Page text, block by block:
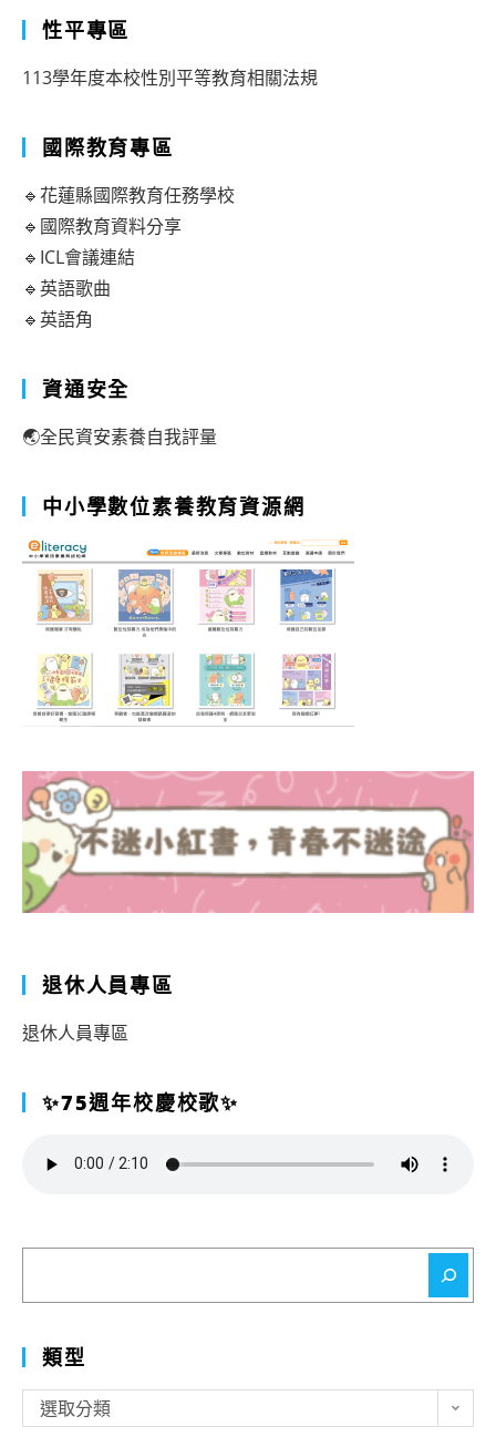
性平專區
113學年度本校性別平等教育相關法規
國際教育專區
🔹花蓮縣國際教育任務學校
🔹國際教育資料分享
🔹ICL會議連結
🔹英語歌曲
🔹英語角
資通安全
🌏全民資安素養自我評量
中小學數位素養教育資源網
退休人員專區
退休人員專區
✨75週年校慶校歌✨
類型
選取分類